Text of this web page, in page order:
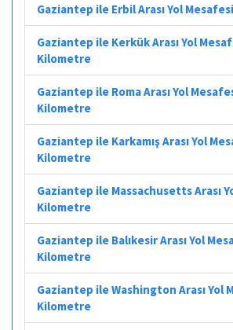
Gaziantep ile Erbil Arası Yol
Gaziantep ile Kerkük Arası Yol
Kilometre
Gaziantep ile Roma Arası Yol
Kilometre
Gaziantep ile Karkamış Arası Yol
Kilometre
Gaziantep ile Massachusetts Arası
Kilometre
Gaziantep ile Balıkesir Arası Yol
Kilometre
Gaziantep ile Washington Arası Yol
Kilometre